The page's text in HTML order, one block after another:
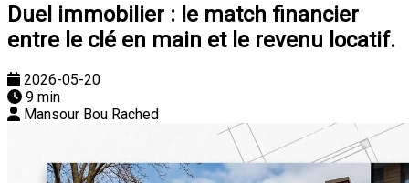
Duel immobilier : le match financier
entre le clé en main et le revenu locatif.
2026-05-20
9 min
Mansour Bou Rached